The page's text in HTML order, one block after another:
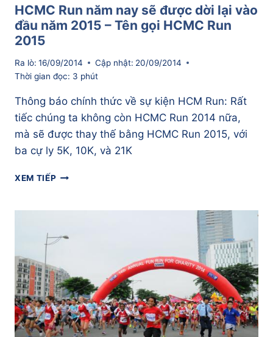
HCMC Run năm nay sẽ được dời lại vào
đầu năm 2015 – Tên gọi HCMC Run
2015
Ra lò: 16/09/2014 Cập nhật: 20/09/2014
Thời gian đọc: 3 phút
Thông báo chính thức về sự kiện HCM Run: Rất
tiếc chúng ta không còn HCMC Run 2014 nữa,
mà sẽ được thay thế bằng HCMC Run 2015, với
ba cự ly 5K, 10K, và 21K
XEM TIẾPHCMC
ĐƯỢC
LẠI
VÀO
ĐẦU
NĂM
2015